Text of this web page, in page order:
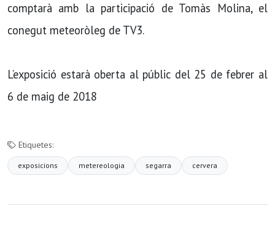
comptarà amb la participació de Tomàs Molina, el
conegut meteoròleg de TV3.
L’exposició estarà oberta al públic del 25 de febrer al
6 de maig de 2018
Etiquetes:
exposicions metereologia segarra cervera